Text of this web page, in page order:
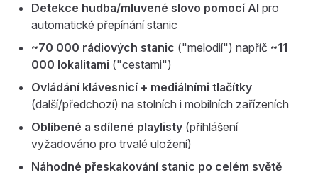
Detekce hudba/mluvené slovo pomocí AI pro
automatické přepínání stanic
~70 000 rádiových stanic ("melodií") napříč ~11
000 lokalitami ("cestami")
Ovládání klávesnicí + mediálními tlačítky
(další/předchozí) na stolních i mobilních zařízeních
Oblíbené a sdílené playlisty (přihlášení
vyžadováno pro trvalé uložení)
Náhodné přeskakování stanic po celém světě